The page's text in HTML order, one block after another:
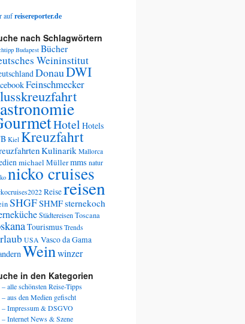
aufreisereporter.de
nach Schlagwörtern
Budapest Bücher
Weininstitut
DonauDWI
Feinschmecker
Hotel Hotels
Kiel Kreuzfahrt
Kulinarik Mallorca
michael Müllermms natur
nicko cruises
Reisereisen
SHGFSHMFsternekoch
StädtereisenToscana
Tourismus Trends
USA Vasco da Gama
Weinwinzer
in den Kategorien
– alle schönsten Reise-Tipps
– aus den Medien gefischt
– Impressum & DSGVO
– Internet News & Szene